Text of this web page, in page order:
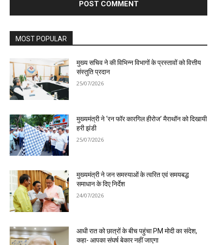
MOST POPULAR
मुख्य सचिव ने की विभिन्न विभागों के प्रस्तावों को वित्तीय
संस्तुति प्रदान
25/07/2026
मुख्यमंत्री ने ‘रन फॉर कारगिल हीरोज’ मैराथॉन को दिखायी
हरी झंडी
25/07/2026
मुख्यमंत्री ने जन समस्याओं के त्वरित एवं समयबद्ध
समाधान के दिए निर्देश
24/07/2026
आधी रात को छात्रों के बीच पहुंचा PM मोदी का संदेश,
कहा- आपका संघर्ष बेकार नहीं जाएगा